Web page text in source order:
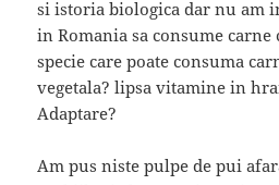
si istoria biologica dar nu am
in Romania sa consume carne
specie care poate consuma
vegetala? lipsa vitamine in
Adaptare?
Am pus niste pulpe de pui